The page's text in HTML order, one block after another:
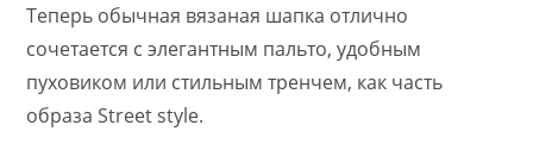
Теперь обычная вязаная шапка отлично
сочетается с элегантным пальто, удобным
пуховиком или стильным тренчем, как часть
образа Street style.